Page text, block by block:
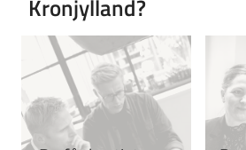
Kronjylland?